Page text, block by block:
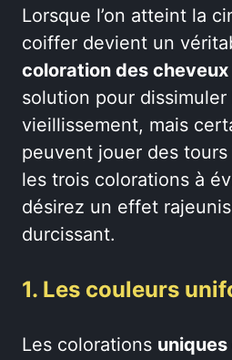
Lorsque l’on atteint la
coiffer devient un
coloration des cheveux
solution pour dissimuler
vieillissement, mais
peuvent jouer des
les trois colorations à
désirez un effet
durcissant.
1. Les couleurs
Les colorations uniques